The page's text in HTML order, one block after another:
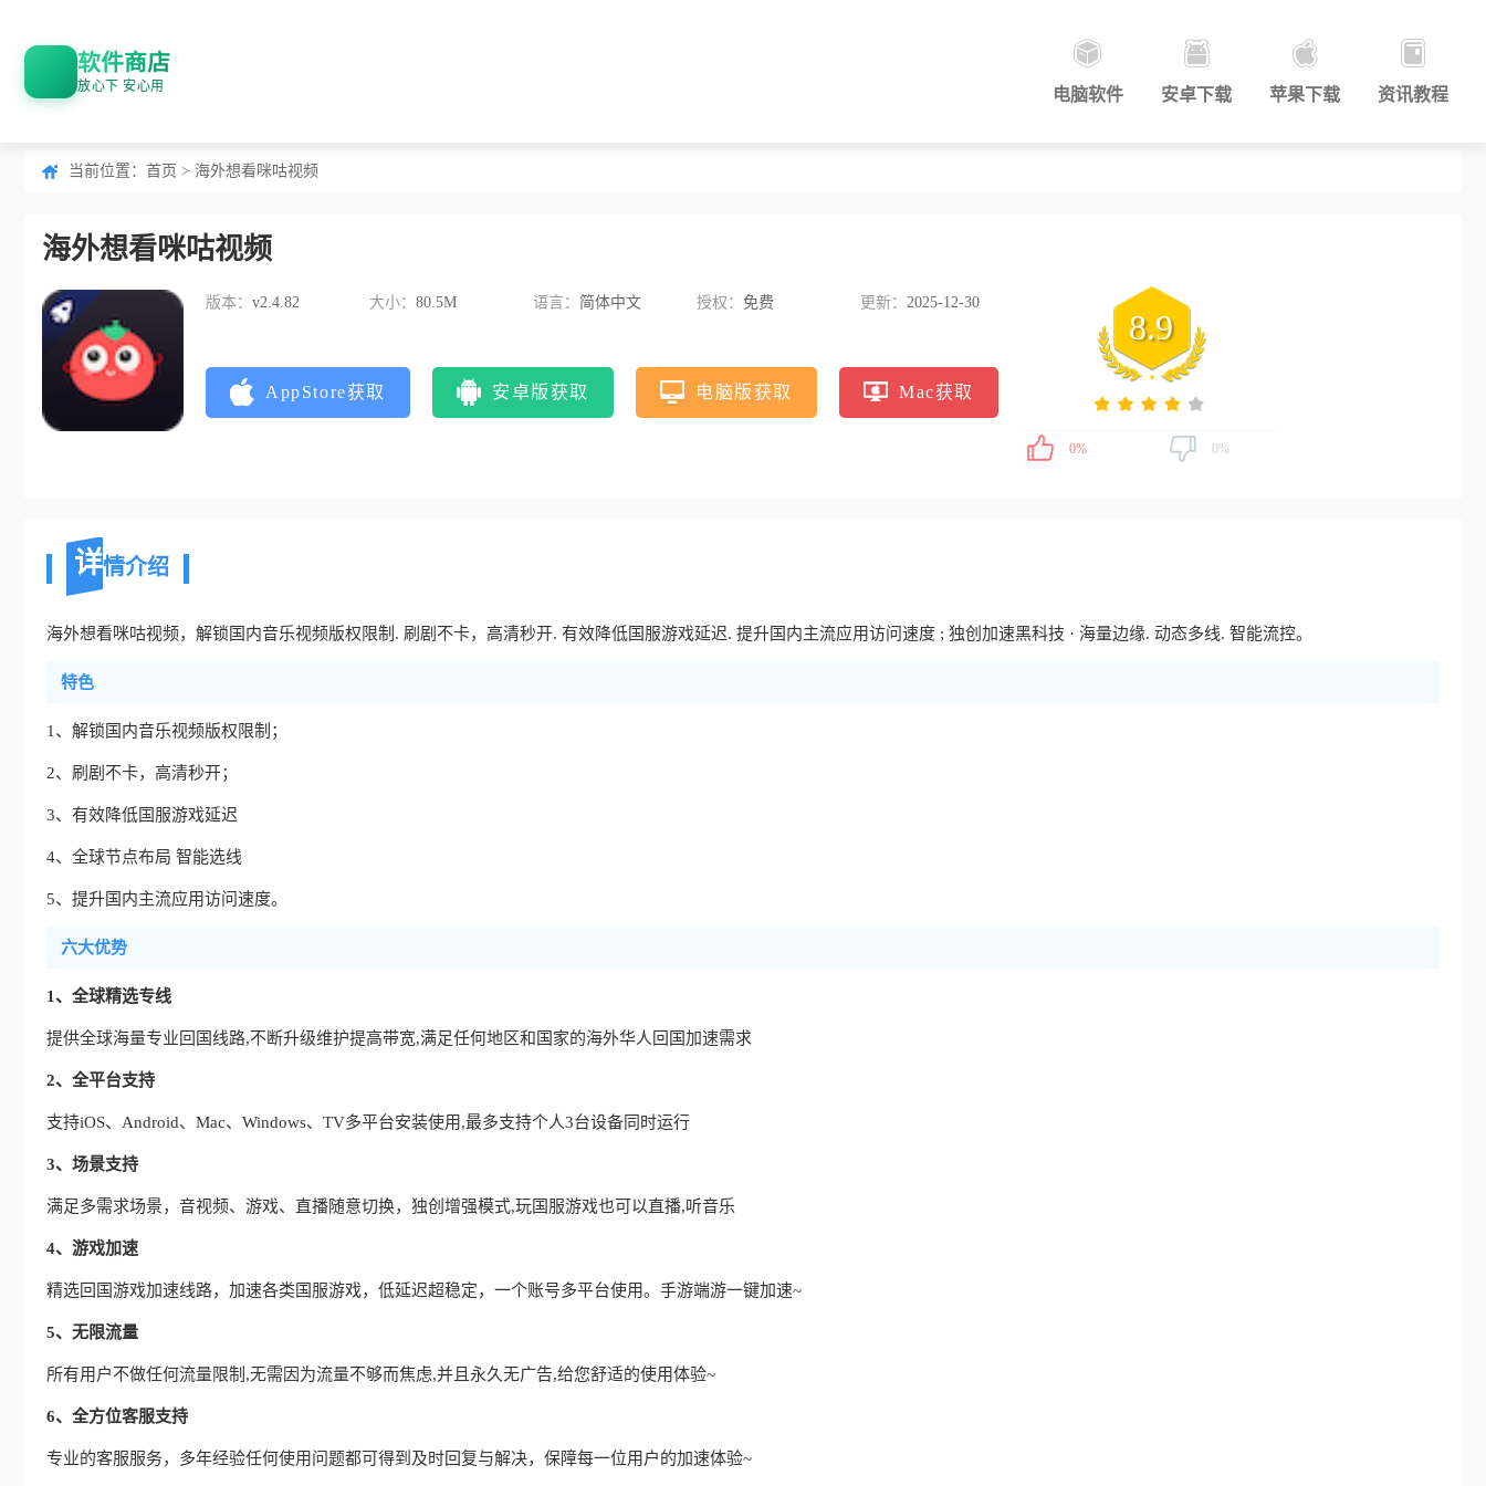
软件商店
放心下 安心用 电脑软件 安卓下载 苹果下载 资讯教程
当前位置： 首页 > 海外想看咪咕视频
海外想看咪咕视频
版本： v2.4.82 大小： 80.5M 语言： 简体中文 授权： 免费 更新： 2025-12-30
AppStore获取 安卓版获取 电脑版获取 Mac获取
8.9
0% 0%
详情介绍
海外想看咪咕视频，解锁国内音乐视频版权限制. 刷剧不卡，高清秒开. 有效降低国服游戏延迟. 提升国内主流应用访问速度 ; 独创加速黑科技 · 海量边缘. 动态多线. 智能流控。
特色
1、解锁国内音乐视频版权限制；
2、刷剧不卡，高清秒开；
3、有效降低国服游戏延迟
4、全球节点布局 智能选线
5、提升国内主流应用访问速度。
六大优势
1、全球精选专线
提供全球海量专业回国线路,不断升级维护提高带宽,满足任何地区和国家的海外华人回国加速需求
2、全平台支持
支持iOS、Android、Mac、Windows、TV多平台安装使用,最多支持个人3台设备同时运行
3、场景支持
满足多需求场景，音视频、游戏、直播随意切换，独创增强模式,玩国服游戏也可以直播,听音乐
4、游戏加速
精选回国游戏加速线路，加速各类国服游戏，低延迟超稳定，一个账号多平台使用。手游端游一键加速~
5、无限流量
所有用户不做任何流量限制,无需因为流量不够而焦虑,并且永久无广告,给您舒适的使用体验~
6、全方位客服支持
专业的客服服务，多年经验任何使用问题都可得到及时回复与解决，保障每一位用户的加速体验~